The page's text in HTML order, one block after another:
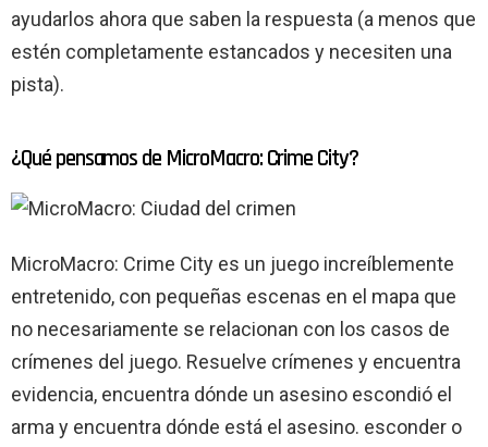
ayudarlos ahora que saben la respuesta (a menos que
estén completamente estancados y necesiten una
pista).
¿Qué pensamos de MicroMacro: Crime City?
MicroMacro: Crime City es un juego increíblemente
entretenido, con pequeñas escenas en el mapa que
no necesariamente se relacionan con los casos de
crímenes del juego. Resuelve crímenes y encuentra
evidencia, encuentra dónde un asesino escondió el
arma y encuentra dónde está el asesino. esconder o